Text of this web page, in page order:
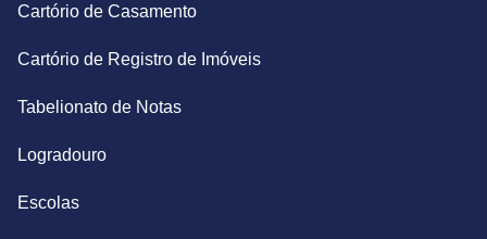
Cartório de Casamento
Cartório de Registro de Imóveis
Tabelionato de Notas
Logradouro
Escolas